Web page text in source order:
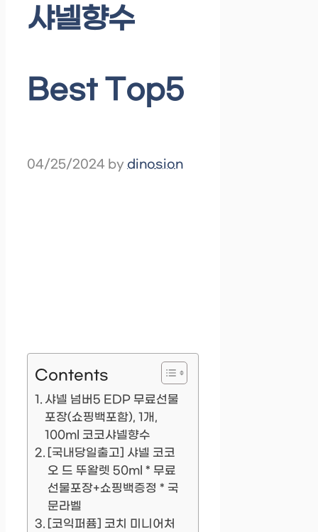
샤넬향수
Best Top5
04/25/2024 by dinosion
Contents
샤넬 넘버5 EDP 무료선물
포장(쇼핑백포함), 1개,
100ml 코코샤넬향수
[국내당일출고] 샤넬 코코
오 드 뚜왈렛 50ml * 무료
선물포장+쇼핑백증정 * 국
문라벨
[코익퍼퓸] 코치 미니어처